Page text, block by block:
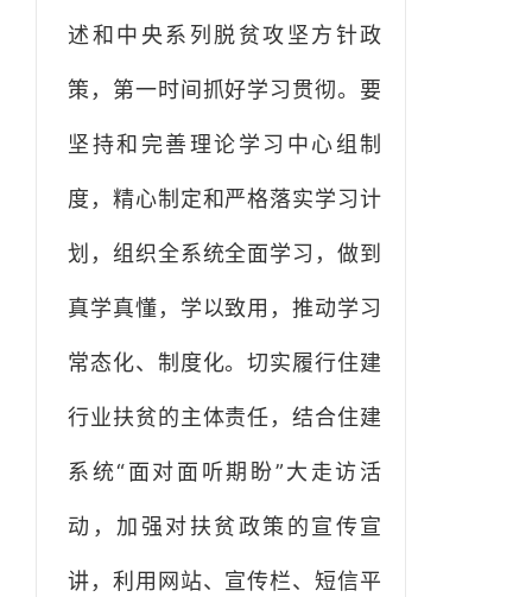
述和中央系列脱贫攻坚方针政
策，第一时间抓好学习贯彻。要
坚持和完善理论学习中心组制
度，精心制定和严格落实学习计
划，组织全系统全面学习，做到
真学真懂，学以致用，推动学习
常态化、制度化。切实履行住建
行业扶贫的主体责任，结合住建
系统“面对面听期盼”大走访活
动，加强对扶贫政策的宣传宣
讲，利用网站、宣传栏、短信平